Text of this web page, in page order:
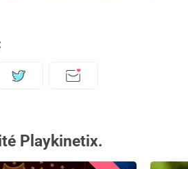
Playkinetix.